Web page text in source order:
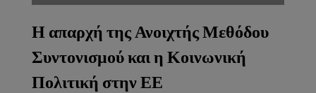
Η απαρχή της Ανοιχτής Μεθόδου
Συντονισμού και η Κοινωνική
Πολιτική στην ΕΕ